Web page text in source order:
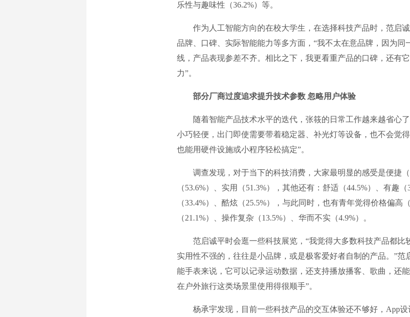
乐性与趣味性（36.2%）等。
作为人工智能方向的在校大学生，在选择科技产品时，范启诚
品牌、口碑、实际智能能力等多方面，“我不太在意品牌，因为同
线，产品表现参差不齐。相比之下，我更看重产品的口碑，还有
力”。
部分厂商过度追求提升技术参数 忽略用户体验
随着智能产品技术水平的迭代，张筱的日常工作越来越省心了
小巧轻便，出门即使需要带着稳定器、补光灯等设备，也不会觉
也能用硬件设施或小程序轻松搞定”。
调查发现，对于当下的科技消费，大家最明显的感受是便捷（
（53.6%）、实用（51.3%），其他还有：舒适（44.5%）、有趣
（33.4%）、酷炫（25.5%），与此同时，也有青年觉得价格偏高
（21.1%）、操作复杂（13.5%）、华而不实（4.9%）。
范启诚平时会逛一些科技展览，“我觉得大多数科技产品都比
实用性不强的，往往是小品牌，或是极客爱好者自制的产品。”范
能手表来说，它可以记录运动数据，还支持播放播客、歌曲，还
在户外旅行这类场景里使用得很顺手”。
杨承宇发现，目前一些科技产品的交互体验还不够好，App设